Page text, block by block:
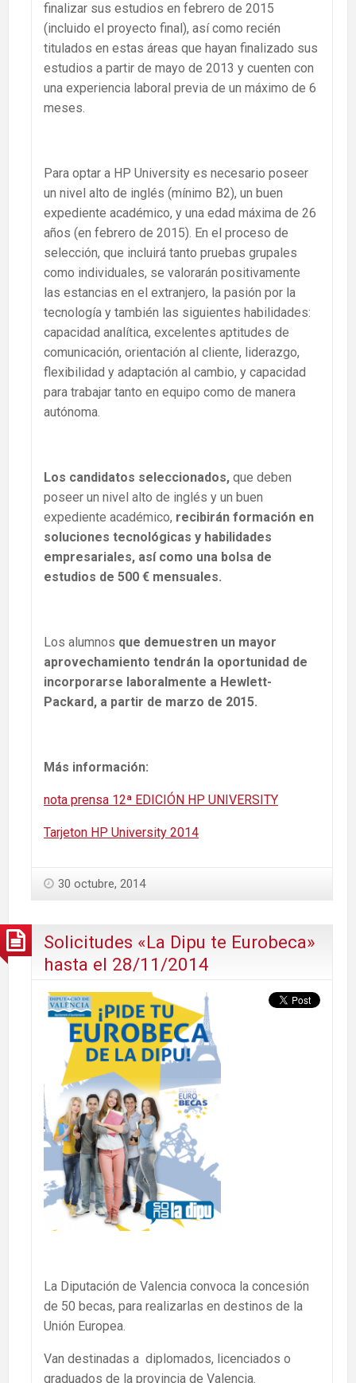
finalizar sus estudios en febrero de 2015
(incluido el proyecto final), así como recién
titulados en estas áreas que hayan finalizado sus
estudios a partir de mayo de 2013 y cuenten con
una experiencia laboral previa de un máximo de 6
meses.
Para optar a HP University es necesario poseer
un nivel alto de inglés (mínimo B2), un buen
expediente académico, y una edad máxima de 26
años (en febrero de 2015). En el proceso de
selección, que incluirá tanto pruebas grupales
como individuales, se valorarán positivamente
las estancias en el extranjero, la pasión por la
tecnología y también las siguientes habilidades:
capacidad analítica, excelentes aptitudes de
comunicación, orientación al cliente, liderazgo,
flexibilidad y adaptación al cambio, y capacidad
para trabajar tanto en equipo como de manera
autónoma.
Los candidatos seleccionados, que deben
poseer un nivel alto de inglés y un buen
expediente académico, recibirán formación en
soluciones tecnológicas y habilidades
empresariales, así como una bolsa de
estudios de 500 € mensuales.
Los alumnos que demuestren un mayor
aprovechamiento tendrán la oportunidad de
incorporarse laboralmente a Hewlett-
Packard, a partir de marzo de 2015.
Más información:
nota prensa 12ª EDICIÓN HP UNIVERSITY
Tarjeton HP University 2014
30 octubre, 2014
Solicitudes «La Dipu te Eurobeca»
hasta el 28/11/2014
La Diputación de Valencia convoca la concesión
de 50 becas, para realizarlas en destinos de la
Unión Europea.
Van destinadas a diplomados, licenciados o
graduados de la provincia de Valencia.